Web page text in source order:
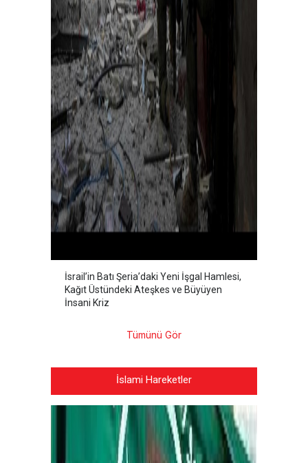
İsrail’in Batı Şeria’daki Yeni İşgal Hamlesi,
Kağıt Üstündeki Ateşkes ve Büyüyen
İnsani Kriz
Tümünü Gör
İslami Hareketler